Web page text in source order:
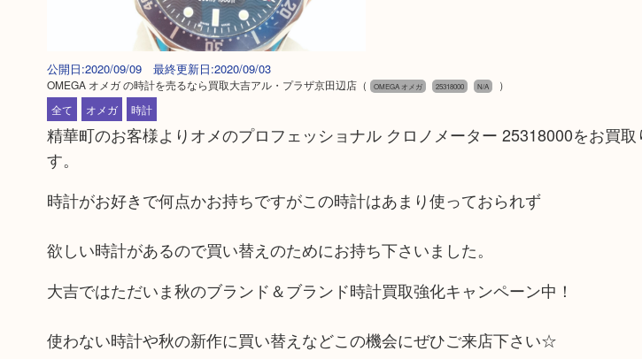
公開日:2020/09/09 最終更新日:2020/09/03
OMEGA オメガ の時計を売るなら買取大吉アル・プラザ京田辺店（ OMEGA オメガ 25318000 N/A
）
全て
オメガ 時計
精華町のお客様よりオメのプロフェッショナル クロノメーター 25318000をお買
す。
時計がお好きで何点かお持ちですがこの時計はあまり使っておられず
欲しい時計があるので買い替えのためにお持ち下さいました。
大吉ではただいま秋のブランド＆ブランド時計買取強化キャンペーン中！
使わない時計や秋の新作に買い替えなどこの機会にぜひご来店下さい☆